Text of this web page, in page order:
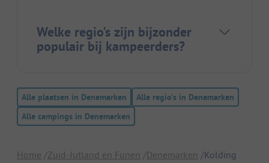
Welke regio's zijn bijzonder
populair bij kampeerders?
Alle plaatsen in Denemarken
Alle regio's in Denemarken
Alle campings in Denemarken
Home Zuid-Jutland en Funen Denemarken Kolding